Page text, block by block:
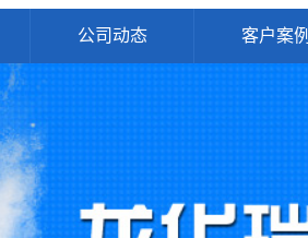
公司动态 客户案例